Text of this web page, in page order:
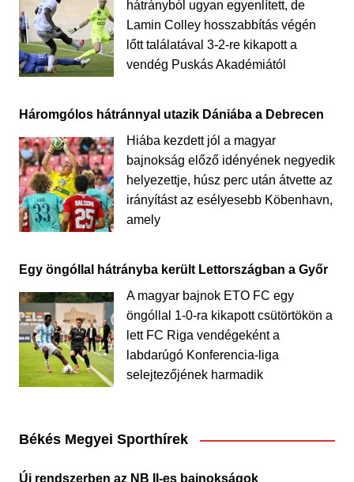
hátrányból ugyan egyenlített, de
Lamin Colley hosszabbítás végén
lőtt találatával 3-2-re kikapott a
vendég Puskás Akadémiától
Háromgólos hátránnyal utazik Dániába a Debrecen
Hiába kezdett jól a magyar
bajnokság előző idényének negyedik
helyezettje, húsz perc után átvette az
irányítást az esélyesebb Köbenhavn,
amely
Egy öngóllal hátrányba került Lettországban a Győr
A magyar bajnok ETO FC egy
öngóllal 1-0-ra kikapott csütörtökön a
lett FC Riga vendégeként a
labdarúgó Konferencia-liga
selejtezőjének harmadik
Békés Megyei Sporthírek
Új rendszerben az NB II-es bajnokságok